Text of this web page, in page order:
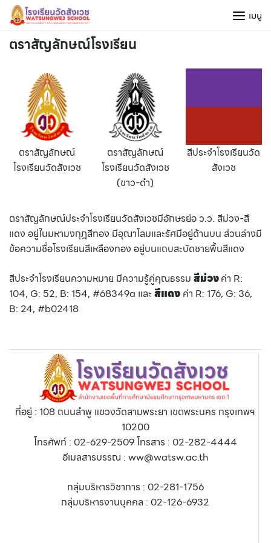
Skip
content
เมนู
ตราสัญลักษณ์โรงเรียน
ตราสัญลักษณ์
โรงเรียนวัดสังเวช
ตราสัญลักษณ์
โรงเรียนวัดสังเวช
(ขาว-ดำ)
สีประจำโรงเรียนวัด
สังเวช
ตราสัญลักษณ์ประจำโรงเรียนวัดสังเวชมีอักษรย่อ ว.ว. สีม่วง-สี
แดง อยู่ในมหามงกุฎสีทอง มีอุณาโลมและรัศมีอยู่ด้านบน ส่วนล่างมี
ข้อความชื่อโรงเรียนสีเหลืองทอง อยู่บนแถบสะบัดชายพื้นสีแดง
สีประจำโรงเรียนความหมาย มีความรู้คู่คุณธรรม สีม่วงค่า R:
104, G: 52, B: 154, #68349a และ สีแดง ค่า R: 176, G: 36,
B: 24, #b02418
ที่อยู่ : 108 ถนนลำพู แขวงวัดสามพระยา เขตพระนคร กรุงเทพฯ
10200
โทรศัพท์ : 02-629-2509 โทรสาร : 02-282-4444
อีเมลสารบรรณ : ww@watsw.ac.th
กลุ่มบริหารวิชาการ : 02-281-1756
กลุ่มบริหารงานบุคคล : 02-126-6932